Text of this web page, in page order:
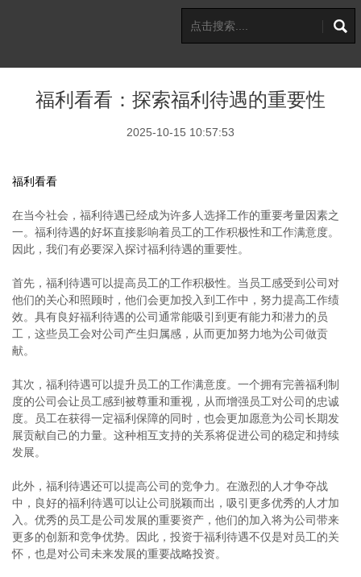
福利看看：探索福利待遇的重要性
2025-10-15 10:57:53
福利看看
在当今社会，福利待遇已经成为许多人选择工作的重要考量因素之
一。福利待遇的好坏直接影响着员工的工作积极性和工作满意度。
因此，我们有必要深入探讨福利待遇的重要性。
首先，福利待遇可以提高员工的工作积极性。当员工感受到公司对
他们的关心和照顾时，他们会更加投入到工作中，努力提高工作绩
效。具有良好福利待遇的公司通常能吸引到更有能力和潜力的员
工，这些员工会对公司产生归属感，从而更加努力地为公司做贡
献。
其次，福利待遇可以提升员工的工作满意度。一个拥有完善福利制
度的公司会让员工感到被尊重和重视，从而增强员工对公司的忠诚
度。员工在获得一定福利保障的同时，也会更加愿意为公司长期发
展贡献自己的力量。这种相互支持的关系将促进公司的稳定和持续
发展。
此外，福利待遇还可以提高公司的竞争力。在激烈的人才争夺战
中，良好的福利待遇可以让公司脱颖而出，吸引更多优秀的人才加
入。优秀的员工是公司发展的重要资产，他们的加入将为公司带来
更多的创新和竞争优势。因此，投资于福利待遇不仅是对员工的关
怀，也是对公司未来发展的重要战略投资。